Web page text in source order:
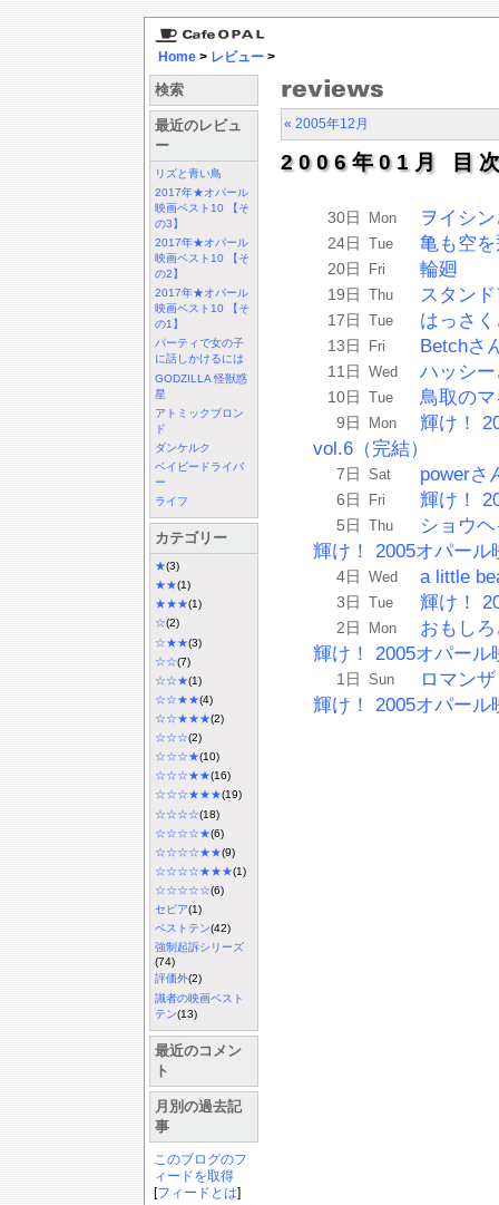
Home > レビュー >
検索
最近のレビュ
ー
リズと青い鳥
2017年★オパール
映画ベスト10 【そ
の3】
2017年★オパール
映画ベスト10 【そ
の2】
2017年★オパール
映画ベスト10 【そ
の1】
パーティで女の子
に話しかけるには
GODZILLA 怪獣惑
星
アトミックブロン
ド
ダンケルク
ベイビードライバ
ー
ライフ
カテゴリー
★(3)
★★(1)
★★★(1)
☆(2)
☆★★(3)
☆☆(7)
☆☆★(1)
☆☆★★(4)
☆☆★★★(2)
☆☆☆(2)
☆☆☆★(10)
☆☆☆★★(16)
☆☆☆★★★(19)
☆☆☆☆(18)
☆☆☆☆★(6)
☆☆☆☆★★(9)
☆☆☆☆★★★(1)
☆☆☆☆☆(6)
セピア(1)
ベストテン(42)
強制起訴シリーズ
(74)
評価外(2)
識者の映画ベスト
テン(13)
最近のコメン
ト
月別の過去記
事
このブログのフ
ィードを取得
[フィードとは]
« 2005年12月
2006年01月 目
30日 Mon ヲイシ
24日 Tue 亀も空
20日 Fri 輪廻
19日 Thu スタン
17日 Tue はっさ
13日 Fri Betchさ
11日 Wed ハッシ
10日 Tue 鳥取の
9日 Mon
輝け！
vol.6（完結）
7日 Sat powerさ
6日 Fri 輝け！
5日 Thu
ショウ
輝け！ 2005オパー
4日 Wed a little
3日 Tue 輝け！
2日 Mon
おもし
輝け！ 2005オパー
1日 Sun
ロマン
輝け！ 2005オパー